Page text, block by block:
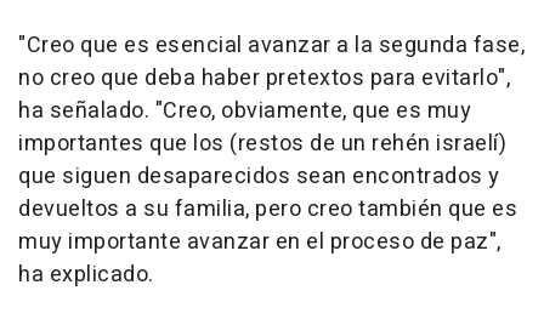
"Creo que es esencial avanzar a la segunda fase,
no creo que deba haber pretextos para evitarlo",
ha señalado. "Creo, obviamente, que es muy
importantes que los (restos de un rehén israelí)
que siguen desaparecidos sean encontrados y
devueltos a su familia, pero creo también que es
muy importante avanzar en el proceso de paz",
ha explicado.